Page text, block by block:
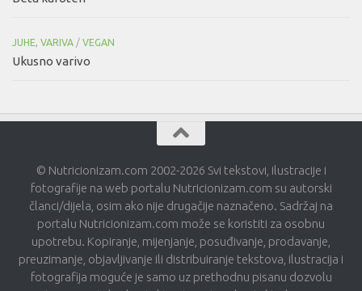
JUHE, VARIVA / VEGAN
Ukusno varivo
© Nutricionizam.com 2002-2026 Svi tekstovi, ilustracije i
fotografije na web portalu Nutricionizam.com su autorski
članci/dijela, osim ako nije drugačije naznačeno. Sadržaj na
portalu Nutricionizam.com može se koristiti za osobnu
upotrebu. Kopiranje, mijenjanje, posuđivanje, prodavanje,
preuzimanje, objavljivanje ili distribuiranje tekstova, ilustracija i
fotografija moguće je samo uz prethodnu pisanu dozvolu